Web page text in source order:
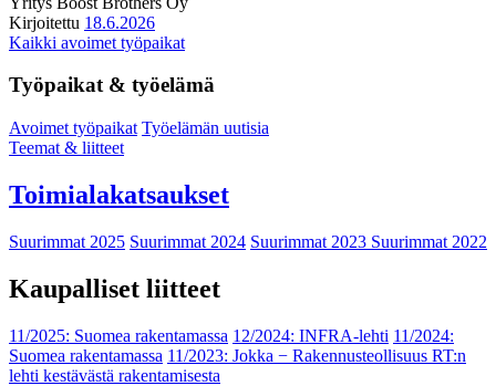
Kirjoitettu 18.6.2026
Kaikki avoimet työpaikat
Työpaikat & työelämä
Avoimet työpaikat Työelämän uutisia
Teemat & liitteet
Toimialakatsaukset
Suurimmat 2025 Suurimmat 2024 Suurimmat 2023 Suurimmat 2022
Kaupalliset liitteet
11/2025: Suomea rakentamassa 12/2024: INFRA-lehti 11/2024:
Suomea rakentamassa 11/2023: Jokka − Rakennusteollisuus RT:n
lehti kestävästä rakentamisesta